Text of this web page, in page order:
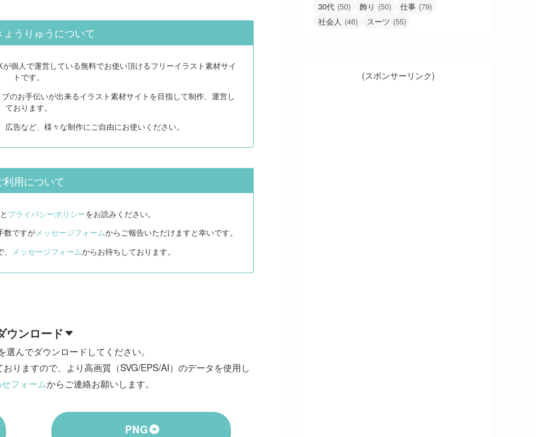
うりゅうについて
個人で運営している無料でお使い頂けるフリーイラスト素材サイ
トです。
のお手伝いが出来るイラスト素材サイトを目指して制作、運営し
ております。
告など、様々な制作にご自由にお使いください。
利用について
と プライバシーポリシーをお読みください。
数ですがメッセージフォームからご報告いただけますと幸いです。
メッセージフォームからお待ちしております。
ウンロード
んでダウンロードしてください。
りますので、より高画質（SVG/EPS/AI）のデータを使用し
フォームからご連絡お願いします。
PNG
30代 (50) 飾り (50) 仕事 (79)
社会人 (46) スーツ (55)
(スポンサーリンク)